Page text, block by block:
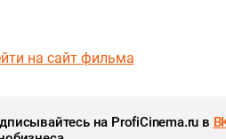
на сайт фильма
на ProfiCinema.ru в